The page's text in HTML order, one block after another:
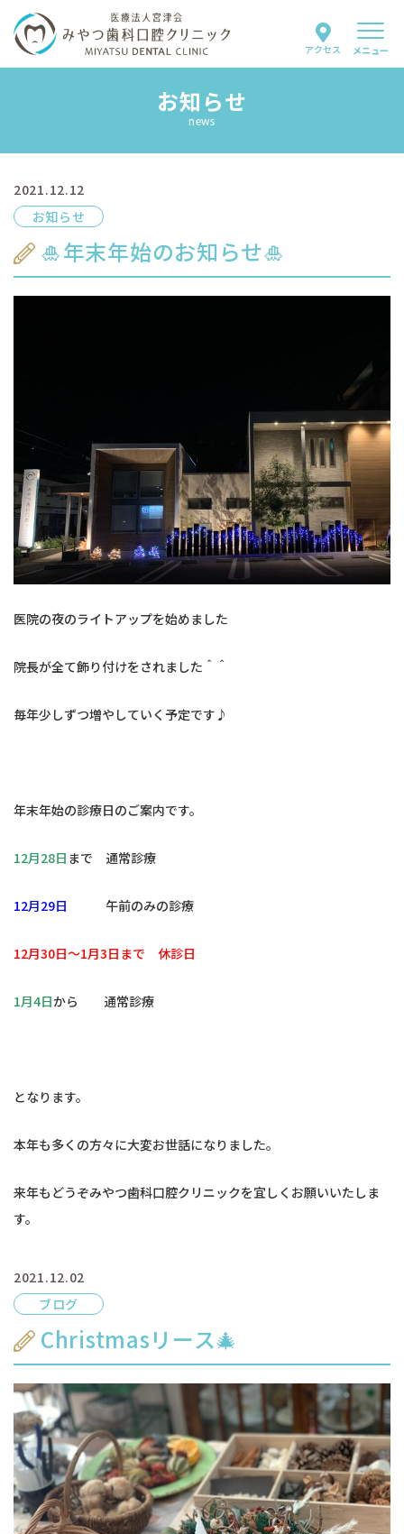
アクセス
お知らせ
news
2021.12.12
お知らせ
🎍年末年始のお知らせ🎍
医院の夜のライトアップを始めました
院長が全て飾り付けをされました＾＾
毎年少しずつ増やしていく予定です♪
年末年始の診療日のご案内です。
12月28日 まで 通常診療
12月29日 午前のみの診療
12月30日〜1月3日まで 休診日
1月4日から 通常診療
となります。
本年も多くの方々に大変お世話になりました。
来年もどうぞみやつ歯科口腔クリニックを宜しくお願いいたしま
す。
2021.12.02
ブログ
Christmasリース🎄
メニュー
診療案内
はじめての方へ
予約のお電話はこちらから
tel.096-321-6450